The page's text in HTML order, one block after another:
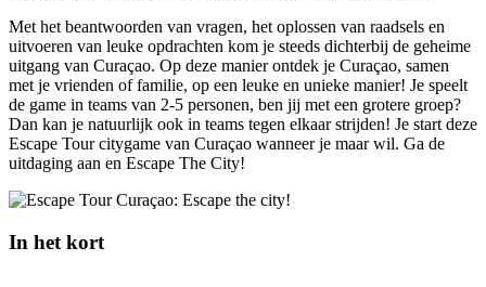
Met het beantwoorden van vragen, het oplossen van raadsels en
uitvoeren van leuke opdrachten kom je steeds dichterbij de geheime
uitgang van Curaçao. Op deze manier ontdek je Curaçao, samen
met je vrienden of familie, op een leuke en unieke manier! Je speelt
de game in teams van 2-5 personen, ben jij met een grotere groep?
Dan kan je natuurlijk ook in teams tegen elkaar strijden! Je start deze
Escape Tour citygame van Curaçao wanneer je maar wil. Ga de
uitdaging aan en Escape The City!
In het kort